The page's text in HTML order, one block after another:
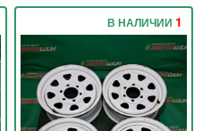
В НАЛИЧИИ 1